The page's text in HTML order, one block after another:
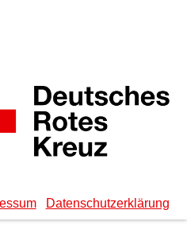
Datenschutzerklärung